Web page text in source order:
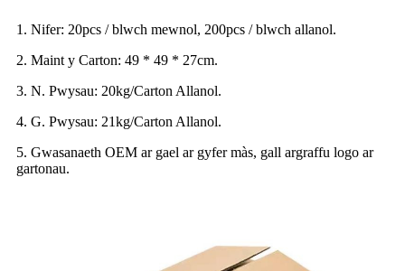
1. Nifer: 20pcs / blwch mewnol, 200pcs / blwch allanol.
2. Maint y Carton: 49 * 49 * 27cm.
3. N. Pwysau: 20kg/Carton Allanol.
4. G. Pwysau: 21kg/Carton Allanol.
5. Gwasanaeth OEM ar gael ar gyfer màs, gall argraffu logo ar
gartonau.